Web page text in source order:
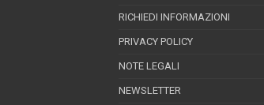
RICHIEDI INFORMAZIONI
PRIVACY POLICY
NOTE LEGALI
NEWSLETTER